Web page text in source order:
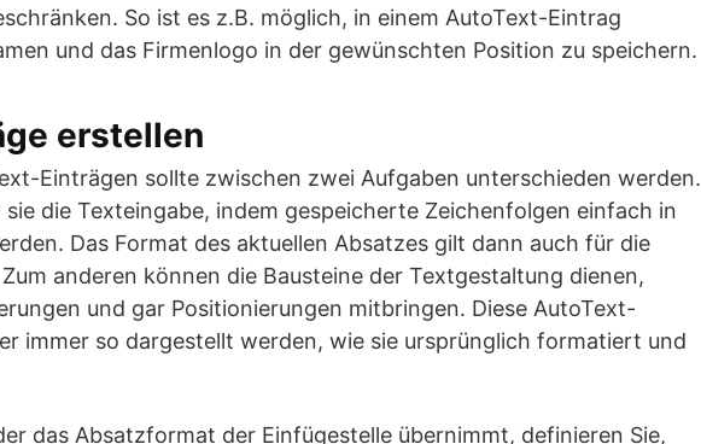
So ist es z.B. möglich, in einem AutoText-Eintrag
und das Firmenlogo in der gewünschten Position zu speichern.
erstellen
Einträgen sollte zwischen zwei Aufgaben unterschieden werden.
sie die Texteingabe, indem gespeicherte Zeichenfolgen einfach in
Das Format des aktuellen Absatzes gilt dann auch für die
anderen können die Bausteine der Textgestaltung dienen,
und gar Positionierungen mitbringen. Diese AutoText-
immer so dargestellt werden, wie sie ursprünglich formatiert und
das Absatzformat der Einfügestelle übernimmt, definieren Sie,